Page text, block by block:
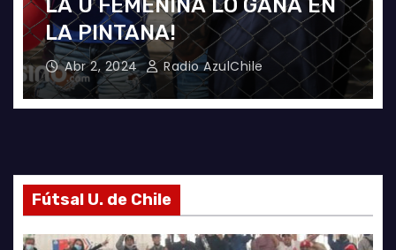
FOTOGRAFÍAS U. DE CHILE VS
ÑUBLENSE
May 28, 2024 Radio AzulChile
Fútsal U. de Chile